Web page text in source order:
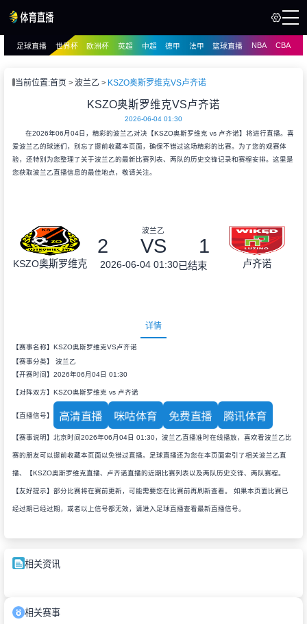
播
足球直播 世界杯 欧洲杯 英超 中超 德甲 法甲 篮球直播 NBA CBA
当前位置:首页 波兰乙 KSZO奥斯罗维克VS卢齐诺
KSZO奥斯罗维克VS卢齐诺
2026-06-04 01:30
在2026年06月04日，精彩的波兰乙对决【KSZO奥斯罗维克 vs 卢齐诺】将进行直播。喜
爱波兰乙的球迷们，别忘了提前收藏本页面，确保不错过这场精彩的比赛。为了您的观赛体
验，还特别为您整理了关于波兰乙的最新比赛列表、两队的历史交锋记录和赛程安排。这里是
您获取波兰乙直播信息的最佳地点，敬请关注。
KSZO奥斯罗维克
波兰乙
2 VS 1
2026-06-04 01:30已结束 卢齐诺
详情
【赛事名称】KSZO奥斯罗维克VS卢齐诺
【赛事分类】 波兰乙
【开赛时间】2026年06月04日 01:30
【对阵双方】KSZO奥斯罗维克 vs 卢齐诺
【直播信号】 高清直播 咪咕体育 免费直播 腾讯体育
【赛事说明】北京时间2026年06月04日 01:30，波兰乙直播准时在线播放，喜欢看波兰乙比
赛的朋友可以提前收藏本页面以免错过直播。足球直播还为您在本页面索引了相关波兰乙直
播、【KSZO奥斯罗维克直播、卢齐诺直播的近期比赛列表以及两队历史交锋、两队赛程。
【友好提示】部分比赛将在赛前更新，可能需要您在比赛前再刷新查看。 如果本页面比赛已
经过期已经过期，或者以上信号都无效，请进入足球直播查看最新直播信号。
相关资讯
相关赛事